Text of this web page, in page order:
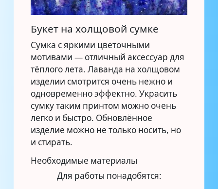
Букет на холщовой сумке
Сумка с яркими цветочными
мотивами — отличный аксессуар для
тёплого лета. Лаванда на холщовом
изделии смотрится очень нежно и
одновременно эффектно. Украсить
сумку таким принтом можно очень
легко и быстро. Обновлённое
изделие можно не только носить, но
и стирать.
Необходимые материалы
Для работы понадобятся: